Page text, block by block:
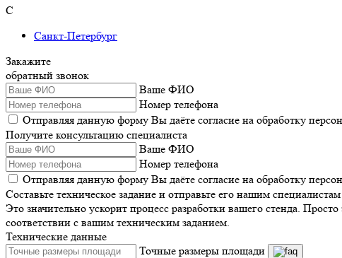
С
Санкт-Петербург
Закажите
обратный звонок
Ваше ФИО
Номер телефона
Отправляя данную форму Вы даёте согласие на обработку
Получите консультацию специалиста
Ваше ФИО
Номер телефона
Отправляя данную форму Вы даёте согласие на обработку
Составьте техническое задание и отправьте его нашим специалистам
Это значительно ускорит процесс разработки вашего стенда.
соответствии с вашим техническим заданием.
Технические данные
Точные размеры площади